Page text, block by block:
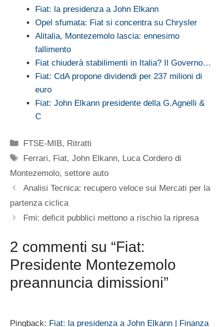
Fiat: la presidenza a John Elkann
Opel sfumata: Fiat si concentra su Chrysler
Alitalia, Montezemolo lascia: ennesimo
fallimento
Fiat chiuderà stabilimenti in Italia? Il Governo…
Fiat: CdA propone dividendi per 237 milioni di
euro
Fiat: John Elkann presidente della G.Agnelli &
C
Categorie
FTSE-MIB, Ritratti
Tag
Ferrari, Fiat,John Elkann, Luca Cordero di
Montezemolo, settore auto
Analisi Tecnica: recupero veloce sui Mercati per la
partenza ciclica
Fmi: deficit pubblici mettono a rischio la ripresa
2 commenti su “Fiat:
Presidente Montezemolo
preannuncia dimissioni”
Pingback: Fiat: la presidenza a John Elkann | Finanza